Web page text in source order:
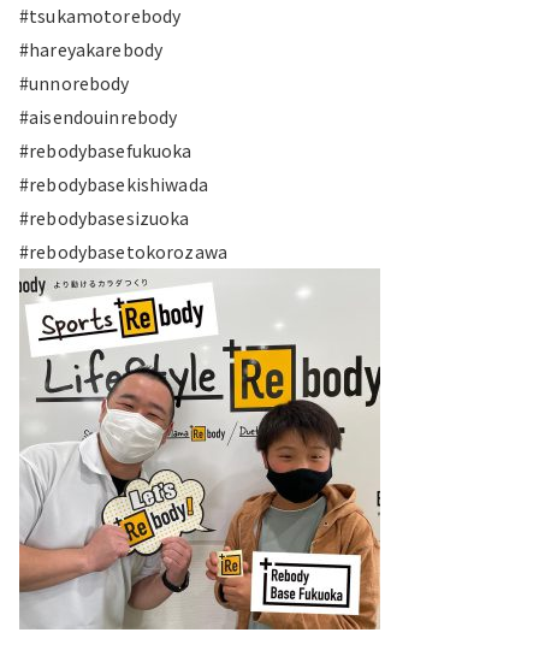
#tsukamotorebody
#hareyakarebody
#unnorebody
#aisendouinrebody
#rebodybasefukuoka
#rebodybasekishiwada
#rebodybasesizuoka
#rebodybasetokorozawa